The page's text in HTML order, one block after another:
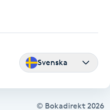
Svenska
© Bokadirekt 2026